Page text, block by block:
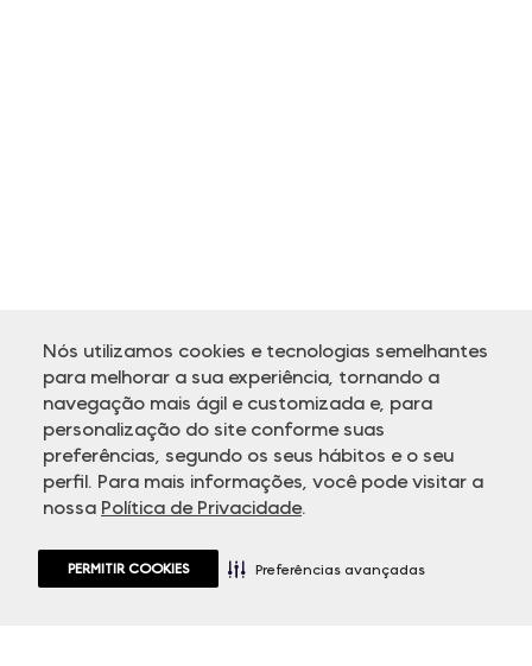
Nós utilizamos cookies e tecnologias semelhantes
para melhorar a sua experiência, tornando a
navegação mais ágil e customizada e, para
personalização do site conforme suas
preferências, segundo os seus hábitos e o seu
perfil. Para mais informações, você pode visitar a
nossa Política de Privacidade.
PERMITIR COOKIES Preferências avançadas